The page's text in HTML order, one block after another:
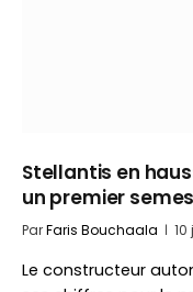
Stellantis en
un premier
ParFaris Bouchaala 10
Le constructeur